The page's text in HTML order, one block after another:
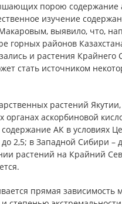
порою содержание
изучение
выявило, что,
горных районов
и растения Крайнего
стать источником
растений
органах аскорбиновой
АК в условиях
2,5; в Западной Сибири –
растений на Крайний
прямая